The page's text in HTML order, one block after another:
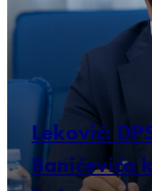
Leković:
Banićevića